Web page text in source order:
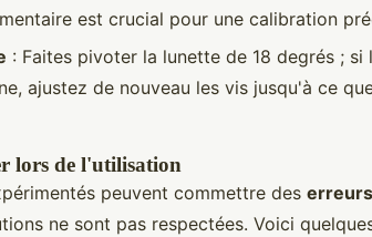
est crucial pour une calibration
: Faites pivoter la lunette de 18 degrés ; si
ajustez de nouveau les vis jusqu'à ce
lors de l'utilisation
peuvent commettre des
ne sont pas respectées. Voici